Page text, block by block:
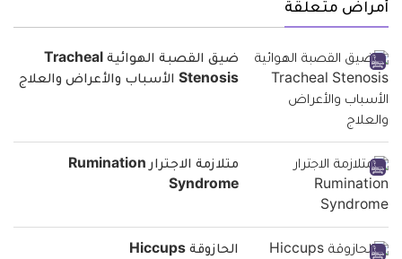
أمراض متعلقة
ضيق القصبة الهوائية Tracheal
Stenosis الأسباب والأعراض والعلاج
متلازمة الاجترار Rumination
Syndrome
الحازوقة Hiccups